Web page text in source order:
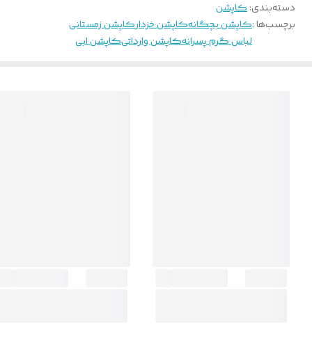
دسته‌بندی:کاپشن
برچسب‌ها :کاپشن بچگانهکاپشن خزدارکاپشن زمستانی
لباس گرم پسرانهکاپشن وارداتیکاپشن ابی